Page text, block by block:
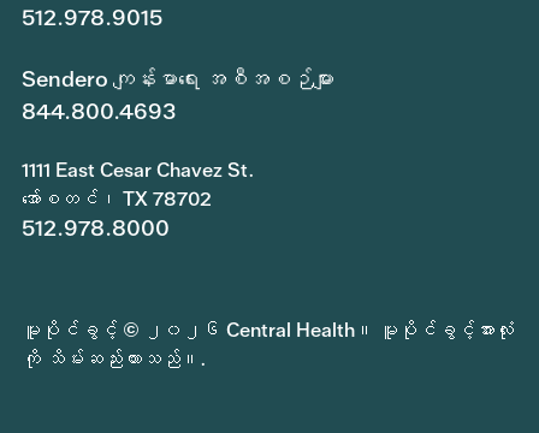
512.978.9015
Sendero ကျန်းမာရေး အစီအစဉ်များ
844.800.4693
1111 East Cesar Chavez St.
အော်စတင်၊ TX 78702
512.978.8000
မူပိုင်ခွင့် © ၂၀၂၆ Central Health။ မူပိုင်ခွင့်အားလုံး
ကို သိမ်းဆည်းထားသည်။.